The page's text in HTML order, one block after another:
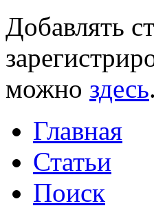
Добавлять
можно здесь.
Главная
Статьи
Поиск